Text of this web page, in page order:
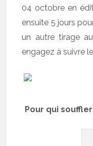
04 octobre en
ensuite 5 jours
un autre tirage
engagez à suivre
Pour qui